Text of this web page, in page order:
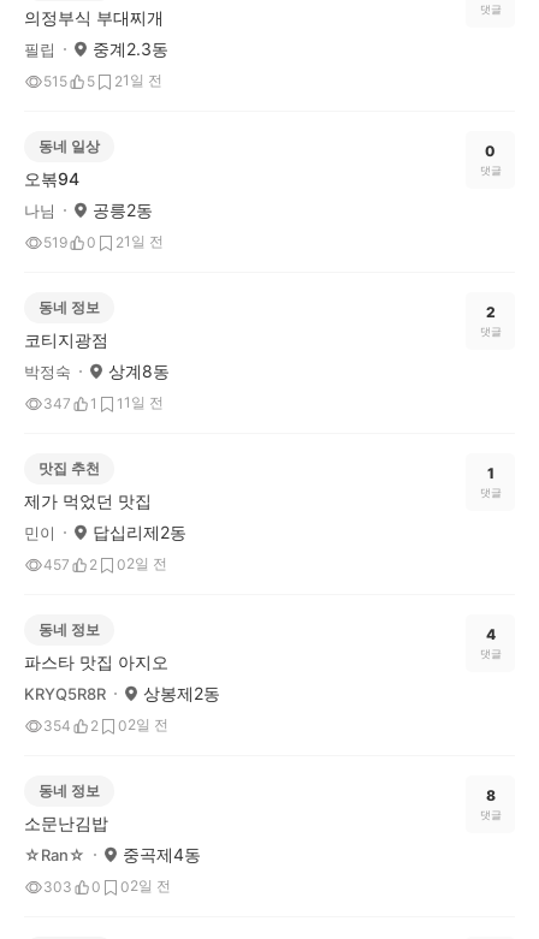
의정부식 부대찌개
필립 중계2.3동
515 5 21일 전
댓글
동네 일상
오볶94
나님 공릉2동
519 0 21일 전
0
댓글
동네 정보
코티지광점
박정숙 상계8동
347 1 1 1일 전
2
댓글
맛집 추천
제가 먹었던 맛집
민이 답십리제2동
457 2 02일 전
1
댓글
동네 정보
파스타 맛집 아지오
KRYQ5R8R 상봉제2동
354 2 02일 전
4
댓글
동네 정보
소문난김밥
☆Ran☆ 중곡제4동
303 0 02일 전
8
댓글